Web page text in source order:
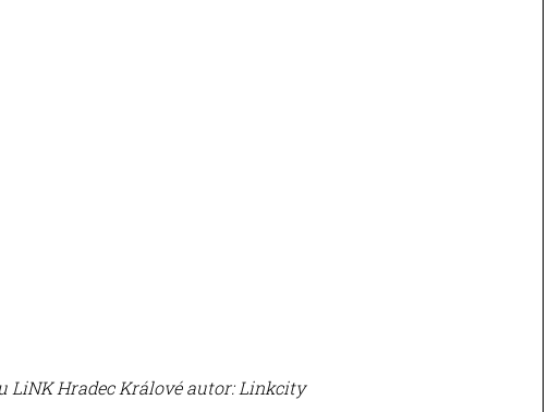
LiNK Hradec Králové autor: Linkcity